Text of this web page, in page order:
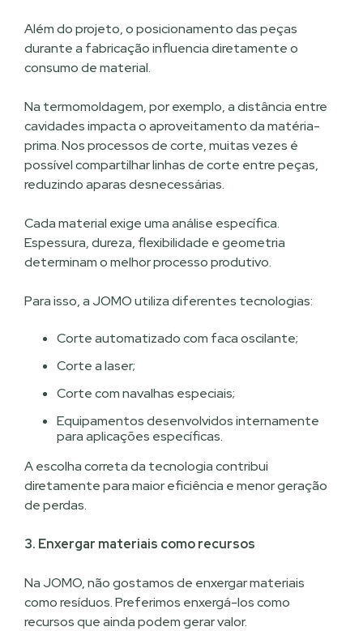
Além do projeto, o posicionamento das peças
durante a fabricação influencia diretamente o
consumo de material.
Na termomoldagem, por exemplo, a distância entre
cavidades impacta o aproveitamento da matéria-
prima. Nos processos de corte, muitas vezes é
possível compartilhar linhas de corte entre peças,
reduzindo aparas desnecessárias.
Cada material exige uma análise específica.
Espessura, dureza, flexibilidade e geometria
determinam o melhor processo produtivo.
Para isso, a JOMO utiliza diferentes tecnologias:
Corte automatizado com faca oscilante;
Corte a laser;
Corte com navalhas especiais;
Equipamentos desenvolvidos internamente
para aplicações específicas.
A escolha correta da tecnologia contribui
diretamente para maior eficiência e menor geração
de perdas.
3. Enxergar materiais como recursos
Na JOMO, não gostamos de enxergar materiais
como resíduos. Preferimos enxergá-los como
recursos que ainda podem gerar valor.